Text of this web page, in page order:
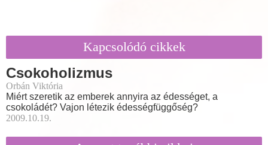
Kapcsolódó cikkek
Csokoholizmus
Orbán Viktória
Miért szeretik az emberek annyira az édességet, a
csokoládét? Vajon létezik édességfüggőség?
2009.10.19.